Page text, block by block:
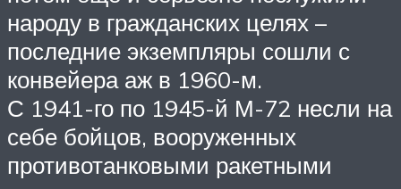
народу в гражданских целях –
последние экземпляры сошли с
конвейера аж в 1960-м.
С 1941-го по 1945-й М-72 несли на
себе бойцов, вооруженных
противотанковыми ракетными